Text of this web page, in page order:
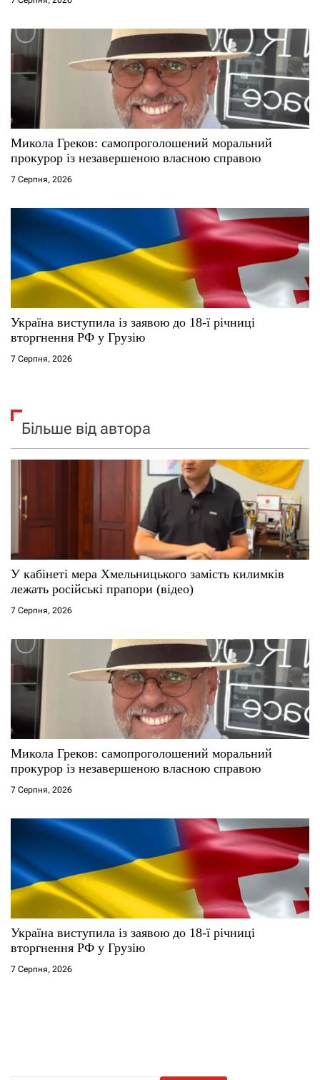
в
Микола Греков: самопроголошений моральний
прокурор із незавершеною власною справою
7 Серпня, 2026
Україна виступила із заявою до 18-ї річниці
вторгнення РФ у Грузію
7 Серпня, 2026
Більше від автора
У кабінеті мера Хмельницького замість килимків
лежать російські прапори (відео)
7 Серпня, 2026
Микола Греков: самопроголошений моральний
прокурор із незавершеною власною справою
7 Серпня, 2026
Україна виступила із заявою до 18-ї річниці
вторгнення РФ у Грузію
7 Серпня, 2026